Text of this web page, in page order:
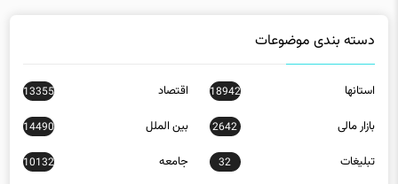
دسته بندی موضوعات
استانها 18942 اقتصاد 13355
بازار مالی 2642 بین الملل 14490
تبلیغات 32 جامعه 10132